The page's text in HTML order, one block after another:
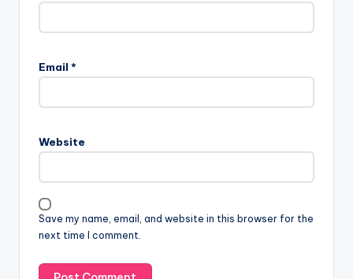
Email *
Website
Save my name, email, and website in this browser for the
next time I comment.